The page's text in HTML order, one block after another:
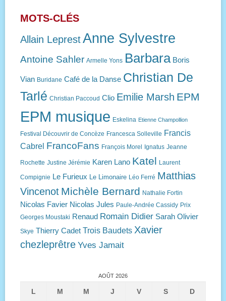
MOTS-CLÉS
Allain LeprestAnne Sylvestre
Antoine Sahler Armelle Yons Barbara Boris
Vian Buridane Café de la Danse Christian De
Tarlé Christian Paccoud Clio Emilie Marsh EPM
EPM musique Eskelina Etienne Champollion
Festival Découvrir de Concèze Francesca Solleville Francis
Cabrel FrancoFans François Morel Ignatus Jeanne
Rochette Justine Jérémie Karen Lano Katel Laurent
Compignie Le Furieux Le Limonaire Léo Ferré Matthias
Vincenot Michèle Bernard Nathalie Fortin
Nicolas Favier Nicolas Jules Paule-Andrée Cassidy Prix
Georges Moustaki Renaud Romain Didier Sarah Olivier
Skye Thierry Cadet Trois Baudets Xavier
chezleprêtre Yves Jamait
AOÛT 2026
L M M J V S D